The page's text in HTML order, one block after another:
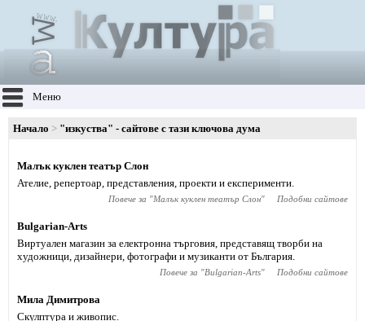
Меню
Начало "изкуства" - сайтове с тази ключова дума
Малък куклен театър Слон
Ателие, репертоар, представления, проекти и експерименти.
Повече за "Малък куклен театър Слон" Подобни сайтове
Bulgarian-Arts
Виртуален магазин за електронна търговия, представящ творби на
художници, дизайнери, фотографи и музиканти от България.
Повече за "Bulgarian-Arts" Подобни сайтове
Мила Димитрова
Скулптура и живопис.